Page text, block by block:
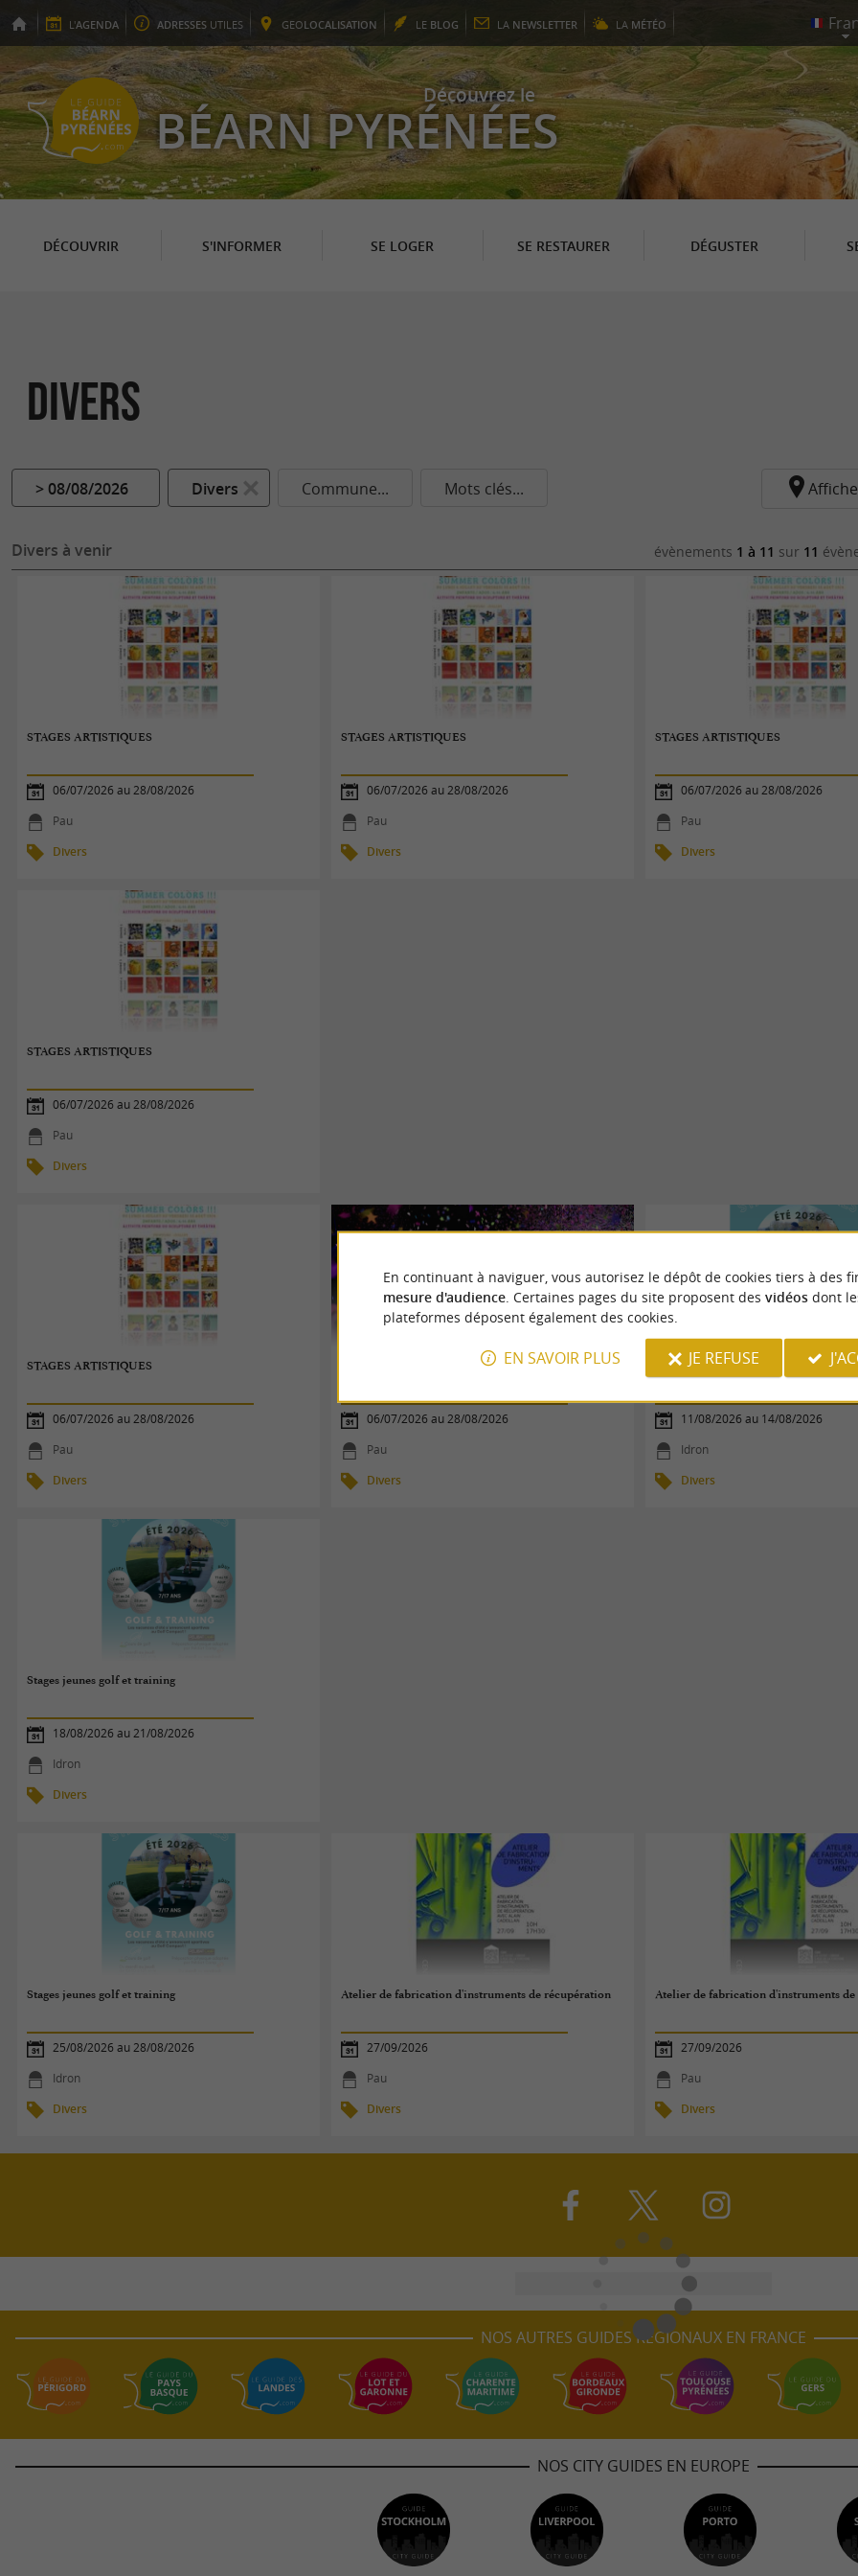
L'AGENDA ADRESSES UTILES GEOLOCALISATION LE BLOG LA NEWSLETTER LA MÉTÉO
Découvrez le
BÉARN PYRÉNÉES
DÉCOUVRIR S'INFORMER SE LOGER SE RESTAURER DÉGUSTER
Divers
> 08/08/2026 Divers Commune... Mots clés...
Divers à venir évènements 1 à 11 sur 11
STAGES ARTISTIQUES
06/07/2026 au 28/08/2026
Pau
Divers
STAGES ARTISTIQUES
06/07/2026 au 28/08/2026
Pau
Divers
STAGES ARTISTIQUES
06/07/2026 au 28/08/2026
Pau
Divers
STAGES ARTISTIQUES
06/07/2026 au 28/08/2026
Pau
Divers
STAGES ARTISTIQUES
06/07/2026 au 28/08/2026
Pau
Divers
06/07/2026 au 28/08/2026
Pau
Divers
Stages jeunes golf et training
11/08/2026 au 14/08/2026
Idron
Divers
Stages jeunes golf et training
18/08/2026 au 21/08/2026
Idron
Divers
Stages jeunes golf et training
25/08/2026 au 28/08/2026
Idron
Divers
Atelier de fabrication d'instruments de récupération
27/09/2026
Pau
Divers
Atelier de fabrication d'instruments
27/09/2026
Pau
Divers
NOS AUTRES GUIDES RÉGIONAUX EN FRANCE
NOS CITY GUIDES EN EUROPE
En continuant à naviguer, vous autorisez le dépôt de cookies tiers à des
mesure d'audience. Certaines pages du site proposent des vidéosdont
plateformes déposent également des cookies.
EN SAVOIR PLUS JE REFUSE